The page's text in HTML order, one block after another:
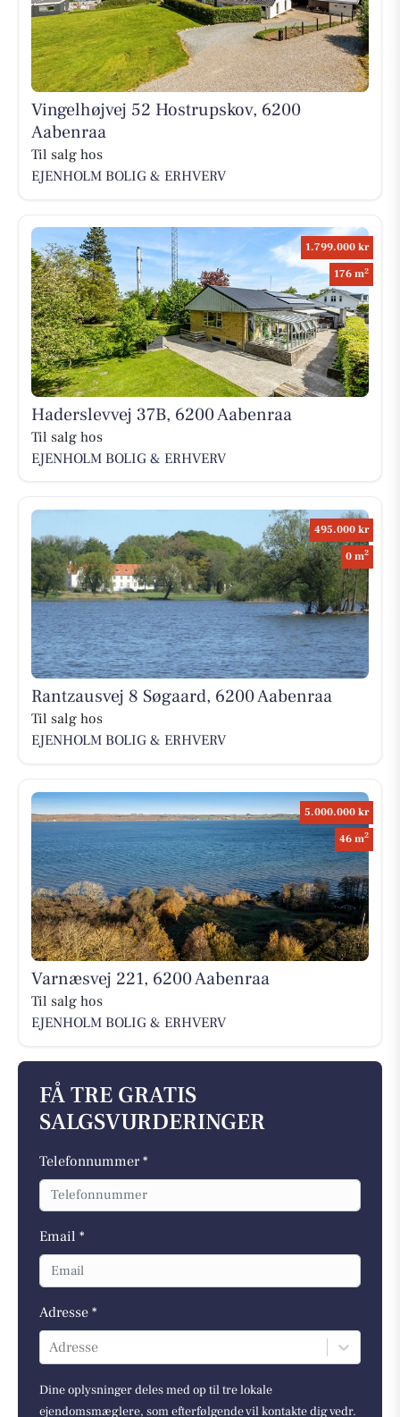
Vingelhøjvej 52 Hostrupskov, 6200
Aabenraa
Til salg hos
EJENHOLM BOLIG & ERHVERV
1.799.000 kr
176 m2
Haderslevvej 37B, 6200 Aabenraa
Til salg hos
EJENHOLM BOLIG & ERHVERV
495.000 kr
0 m2
Rantzausvej 8 Søgaard, 6200 Aabenraa
Til salg hos
EJENHOLM BOLIG & ERHVERV
5.000.000 kr
46 m2
Varnæsvej 221, 6200 Aabenraa
Til salg hos
EJENHOLM BOLIG & ERHVERV
FÅ TRE GRATIS
SALGSVURDERINGER
Telefonnummer *
Email *
Adresse *
Adresse
Dine oplysninger deles med op til tre lokale
ejendomsmæglere, som efterfølgende vil kontakte dig vedr.